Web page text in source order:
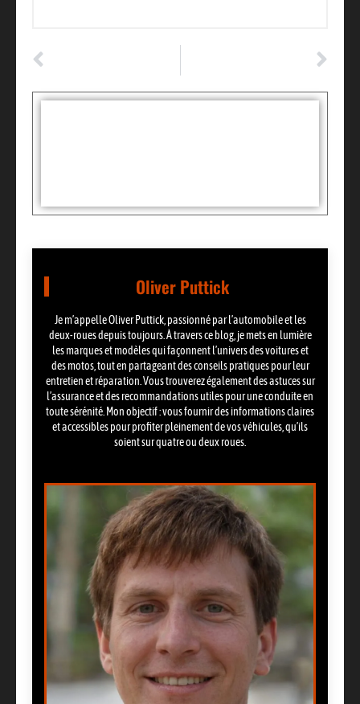
Oliver Puttick
Je m’appelle Oliver Puttick, passionné par l’automobile et les
deux-roues depuis toujours. À travers ce blog, je mets en lumière
les marques et modèles qui façonnent l’univers des voitures et
des motos, tout en partageant des conseils pratiques pour leur
entretien et réparation. Vous trouverez également des astuces sur
l’assurance et des recommandations utiles pour une conduite en
toute sérénité. Mon objectif : vous fournir des informations claires
et accessibles pour profiter pleinement de vos véhicules, qu’ils
soient sur quatre ou deux roues.